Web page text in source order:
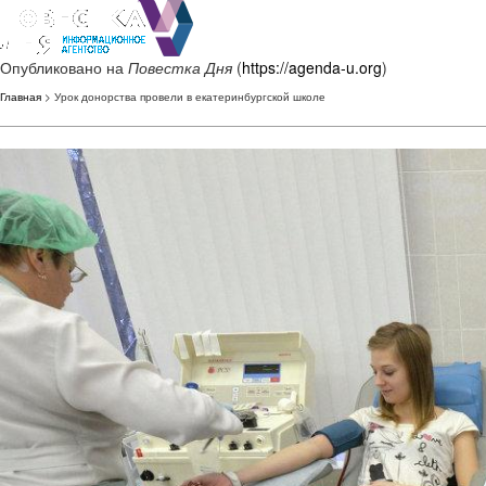
Опубликовано на Повестка Дня (https://agenda-u.org)
Главная > Урок донорства провели в екатеринбургской школе